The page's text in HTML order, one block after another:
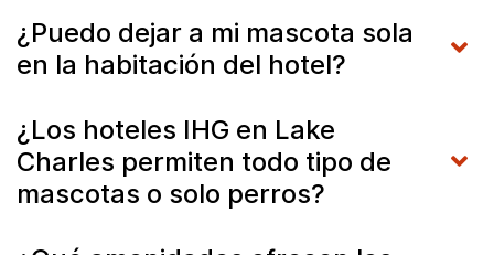
¿Puedo dejar a mi mascota sola
en la habitación del hotel?
¿Los hoteles IHG en Lake
Charles permiten todo tipo de
mascotas o solo perros?